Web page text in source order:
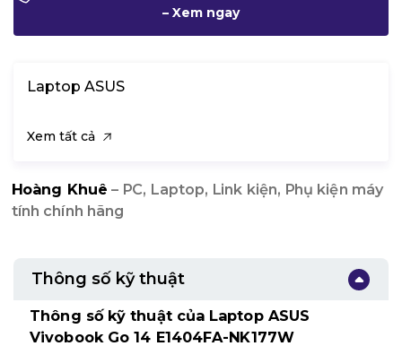
– Xem ngay
Laptop ASUS
Xem tất cả
Hoàng Khuê – PC, Laptop, Link kiện, Phụ kiện máy
tính chính hãng
Thông số kỹ thuật
Thông số kỹ thuật của Laptop ASUS
Vivobook Go 14 E1404FA-NK177W